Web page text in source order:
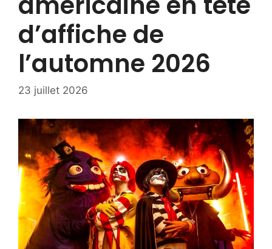
d’affiche de
l’automne 2026
23 juillet 2026